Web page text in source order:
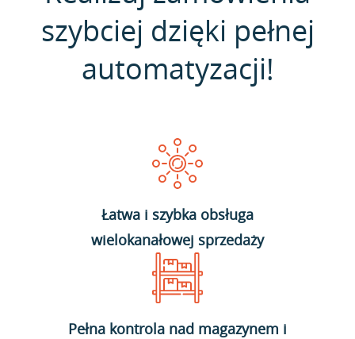
szybciej dzięki pełnej
automatyzacji!
Łatwa i szybka obsługa
wielokanałowej sprzedaży
Pełna kontrola nad magazynem i